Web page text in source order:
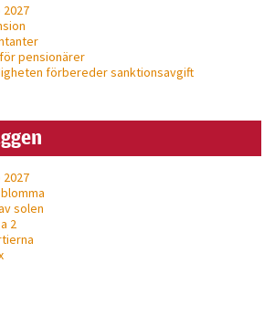
pensionärer
förbereder sanktionsavgift
solen
2